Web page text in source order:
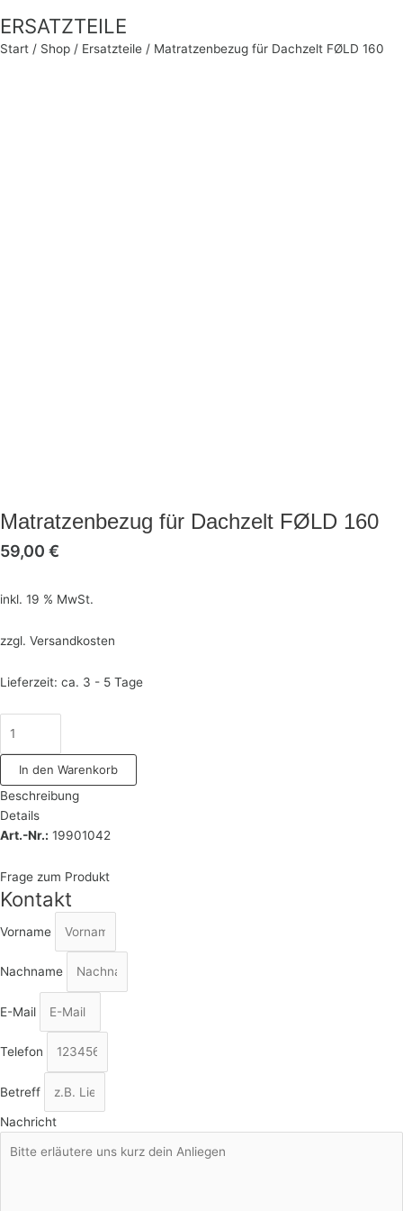
ERSATZTEILE
Start / Shop / Ersatzteile / Matratzenbezug für Dachzelt FØLD 160
Matratzenbezug für Dachzelt FØLD 160
59,00 €
inkl. 19 % MwSt.
zzgl. Versandkosten
Lieferzeit: ca. 3 - 5 Tage
In den Warenkorb
Beschreibung
Details
Art.-Nr.: 19901042
Frage zum Produkt
Kontakt
Vorname
Nachname
E-Mail
Telefon
Betreff
Nachricht